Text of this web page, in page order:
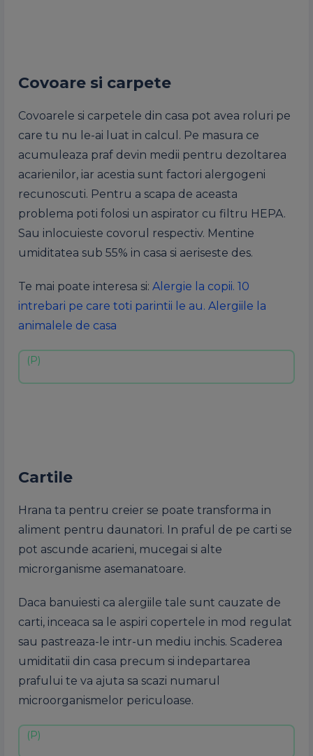
Covoare si carpete
Covoarele si carpetele din casa pot avea roluri pe
care tu nu le-ai luat in calcul. Pe masura ce
acumuleaza praf devin medii pentru dezoltarea
acarienilor, iar acestia sunt factori alergogeni
recunoscuti. Pentru a scapa de aceasta
problema poti folosi un aspirator cu filtru HEPA.
Sau inlocuieste covorul respectiv. Mentine
umiditatea sub 55% in casa si aeriseste des.
Te mai poate interesa si: Alergie la copii. 10
intrebari pe care toti parintii le au. Alergiile la
animalele de casa
Cartile
Hrana ta pentru creier se poate transforma in
aliment pentru daunatori. In praful de pe carti se
pot ascunde acarieni, mucegai si alte
microrganisme asemanatoare.
Daca banuiesti ca alergiile tale sunt cauzate de
carti, inceaca sa le aspiri copertele in mod regulat
sau pastreaza-le intr-un mediu inchis. Scaderea
umiditatii din casa precum si indepartarea
prafului te va ajuta sa scazi numarul
microorganismelor periculoase.